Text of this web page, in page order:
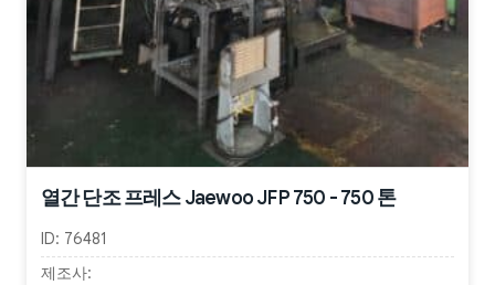
열간 단조 프레스 Jaewoo JFP 750 - 750 톤
ID: 76481
제조사: